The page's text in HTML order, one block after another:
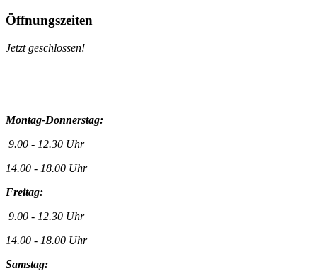
Öffnungszeiten
Jetzt geschlossen!
Montag-Donnerstag:
9.00 - 12.30 Uhr
14.00 - 18.00 Uhr
Freitag:
9.00 - 12.30 Uhr
14.00 - 18.00 Uhr
Samstag: